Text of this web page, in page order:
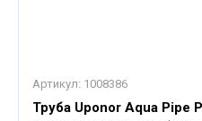
Артикул: 1008386
Труба Uponor Aqua Pipe